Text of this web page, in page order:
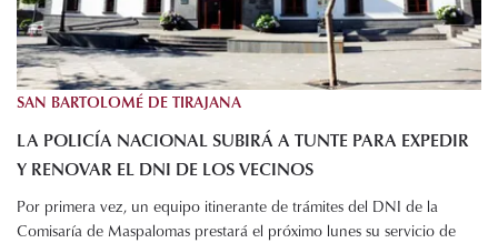
SAN BARTOLOMÉ DE TIRAJANA
LA POLICÍA NACIONAL SUBIRÁ A TUNTE PARA EXPEDIR
Y RENOVAR EL DNI DE LOS VECINOS
Por primera vez, un equipo itinerante de trámites del DNI de la
Comisaría de Maspalomas prestará el próximo lunes su servicio de